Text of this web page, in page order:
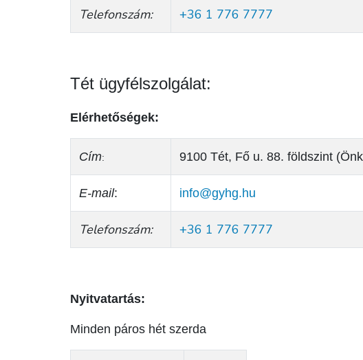
Telefonszám: +36 1 776 7777
Tét ügyfélszolgálat:
Elérhetőségek:
Cím: 9100 Tét, Fő u. 88. földszint
E-mail: info@gyhg.hu
Telefonszám: +36 1 776 7777
Nyitvatartás:
Minden páros hét szerda